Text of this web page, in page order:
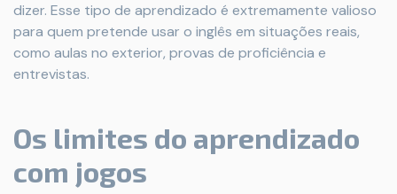
dizer. Esse tipo de aprendizado é extremamente valioso
para quem pretende usar o inglês em situações reais,
como aulas no exterior, provas de proficiência e
entrevistas.
Os limites do aprendizado
com jogos